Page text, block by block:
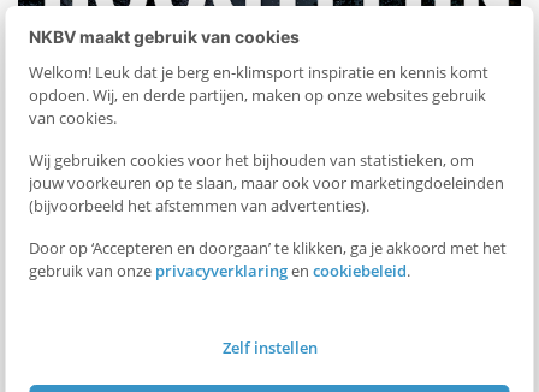
NKBV maakt gebruik van cookies
Welkom! Leuk dat je berg en-klimsport inspiratie en kennis komt
opdoen. Wij, en derde partijen, maken op onze websites gebruik
van cookies.
Wij gebruiken cookies voor het bijhouden van statistieken, om
jouw voorkeuren op te slaan, maar ook voor marketingdoeleinden
(bijvoorbeeld het afstemmen van advertenties).
Door op ‘Accepteren en doorgaan’ te klikken, ga je akkoord met het
gebruik van onze privacyverklaringencookiebeleid.
Zelf instellen